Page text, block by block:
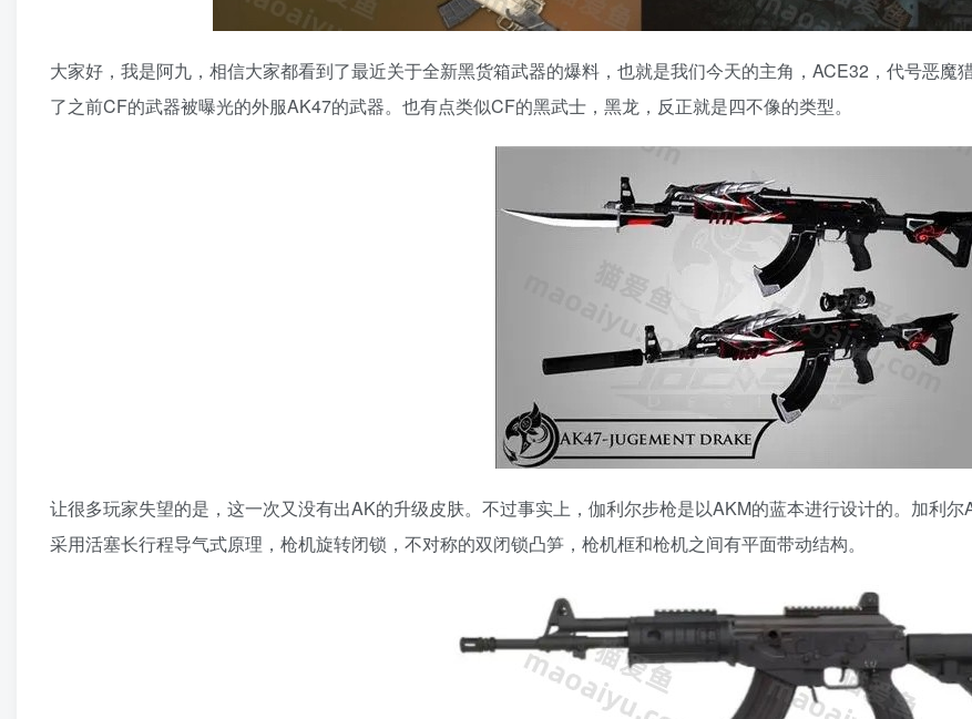
大家好，我是阿九，相信大家都看到了最近关于全新黑货箱武器的爆料，也就是我们今天的主角，ACE32，代号恶
了之前CF的武器被曝光的外服AK47的武器。也有点类似CF的黑武士，黑龙，反正就是四不像的类型。
让很多玩家失望的是，这一次又没有出AK的升级皮肤。不过事实上，伽利尔步枪是以AKM的蓝本进行设计的。加利
采用活塞长行程导气式原理，枪机旋转闭锁，不对称的双闭锁凸笋，枪机框和枪机之间有平面带动结构。